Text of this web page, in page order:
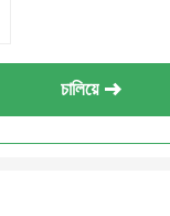
চালিয়ে